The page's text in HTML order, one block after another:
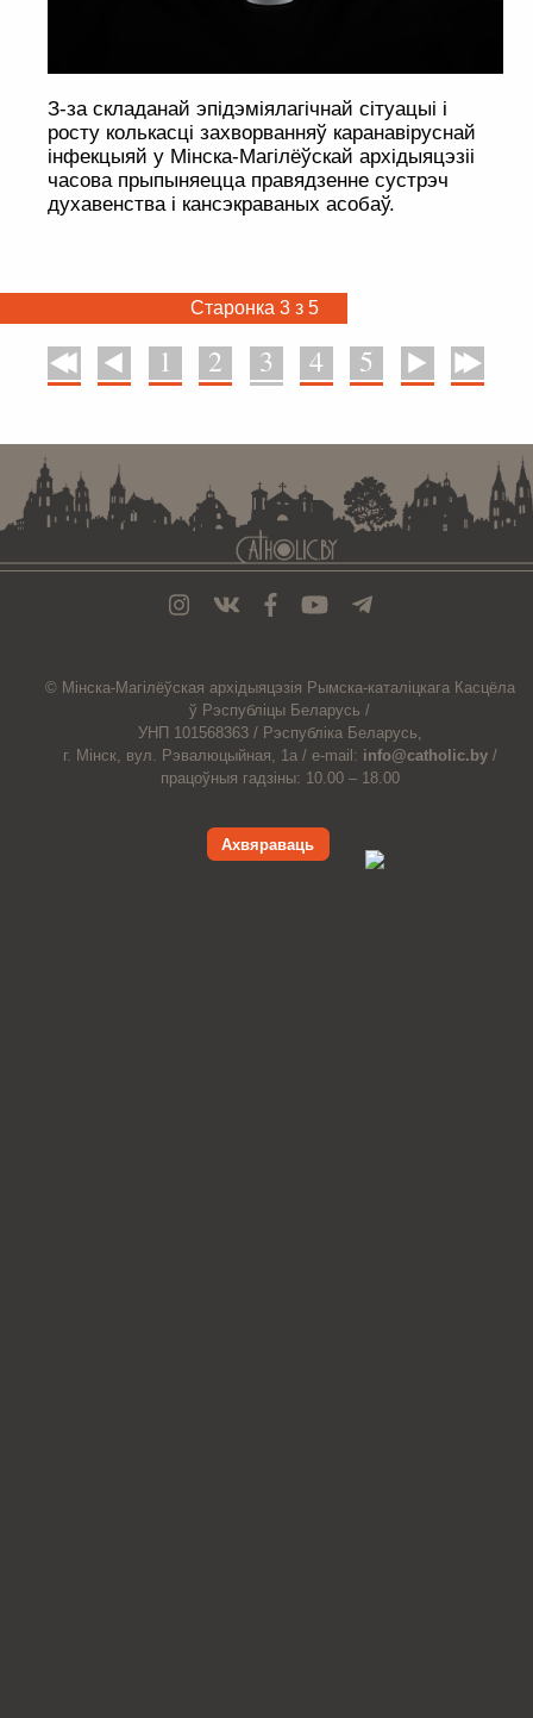
З-за складанай эпідэміялагічнай сітуацыі і
росту колькасці захворванняў каранавіруснай
інфекцыяй у Мінска-Магілёўскай архідыяцэзіі
часова прыпыняецца правядзенне сустрэч
духавенства і кансэкраваных асобаў.
Старонка 3 з 5
1 2 3 4 5
© Мiнска-Магiлёўская архiдыяцэзiя Рымска-каталіцкага Касцёла
ў Рэспубліцы Беларусь /
УНП 101568363 / Рэспубліка Беларусь,
г. Мінск, вул. Рэвалюцыйная, 1а / e-mail: info@catholic.by /
працоўныя гадзіны: 10.00 – 18.00
Ахвяраваць